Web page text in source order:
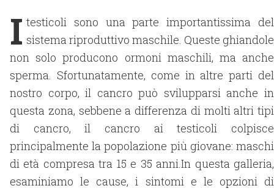
I testicoli sono una parte importantissima del
sistema riproduttivo maschile. Queste ghiandole
non solo producono ormoni maschili, ma anche
sperma. Sfortunatamente, come in altre parti del
nostro corpo, il cancro può svilupparsi anche in
questa zona, sebbene a differenza di molti altri tipi
di cancro, il cancro ai testicoli colpisce
principalmente la popolazione più giovane: maschi
di età compresa tra 15 e 35 anni.In questa galleria,
esaminiamo le cause, i sintomi e le opzioni di